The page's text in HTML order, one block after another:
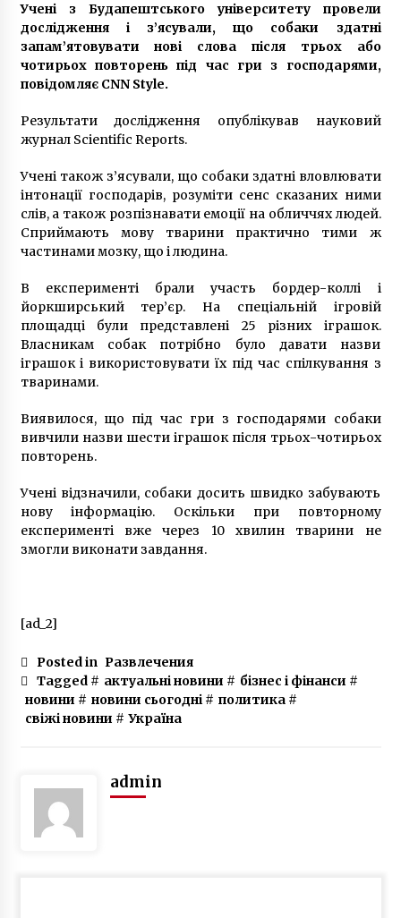
Раненый под Зеленопольем в 2014 году
десатник Евгений Исаев на протезе овладел
катанием Sup-доске
6 лет ago
Агентство знакомств с иностранцами —
киевлянка рассказала о работе фальшивой
7 лет ago
Марина и Дмитрий Самилыки из Сум
усыновили сразу троих детей, изъятых из
неблагополучной семьи
7 лет ago
Неизлечимо больной 11-летний Саша с
Буковины записал трогательное видео
6 лет ago
6 лет ago
Учені з Будапештського університету провели
дослідження і з’ясували, що собаки здатні
запам’ятовувати нові слова після трьох або
чотирьох повторень під час гри з господарями,
повідомляє CNN Style.
Результати дослідження опублікував науковий
журнал Scientific Reports.
Учені також з’ясували, що собаки здатні вловлювати
інтонації господарів, розуміти сенс сказаних ними
слів, а також розпізнавати емоції на обличчях людей.
Сприймають мову тварини практично тими ж
частинами мозку, що і людина.
В експерименті брали участь бордер-коллі і
йоркширський тер’єр. На спеціальній ігровій
площадці були представлені 25 різних іграшок.
Власникам собак потрібно було давати назви
іграшок і використовувати їх під час спілкування з
тваринами.
Виявилося, що під час гри з господарями собаки
вивчили назви шести іграшок після трьох-чотирьох
повторень.
Учені відзначили, собаки досить швидко забувають
нову інформацію. Оскільки при повторному
експерименті вже через 10 хвилин тварини не
змогли виконати завдання.
[ad_2]
Posted in Развлечения
Tagged # актуальні новини # бізнес і фінанси #
новини # новини сьогодні# политика#
свіжі новини # Україна
admin